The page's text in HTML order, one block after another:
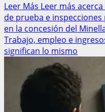
Leer Más Leer más
de prueba e
en la concesión del
Trabajo, empleo e
significan lo mismo